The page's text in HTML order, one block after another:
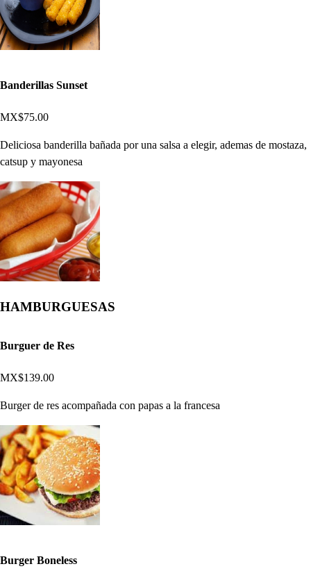
Banderillas Sunset
MX$75.00
Deliciosa banderilla bañada por una salsa a elegir, ademas de mostaza,
catsup y mayonesa
HAMBURGUESAS
Burguer de Res
MX$139.00
Burger de res acompañada con papas a la francesa
Burger Boneless